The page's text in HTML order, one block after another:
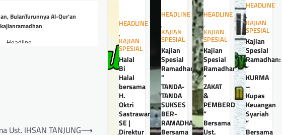
BulanTurunnya Al-Qur’an
Headline
Ust. IHSAN TANJUNG⟶
HEADLINE
,
KAJIAN
SPESIAL
Halal
Bi
Halal
bersama
H.
Oktri
Sastrawan,
SE |
Direktur
HEADLINE
,
KAJIAN
SPESIAL
Kajian
Spesial
Ramadhan:
”
TANDA-
TANDA
SUKSES
BER-
RAMADHAN”
Bersama
HEADLINE
,
KAJIAN
SPESIAL
Kajian
Spesial
Ramadhan:
”
ZAKAT
&
PEMBERDAYAANNYA
”
Bersama
Ust.
HEADLINE
,
KAJIAN
SPESIAL
Kajian
Spesial
Ramadhan:
”
KURMA
–
Kupas
Keuangan
Syariah
”
Bersama